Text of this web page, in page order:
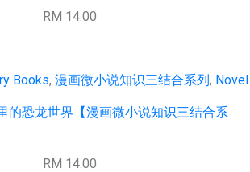
RM 14.00
Books, 漫画微小说知识三结合系列, Novel
的恐龙世界【漫画微小说知识三结合系
RM 14.00